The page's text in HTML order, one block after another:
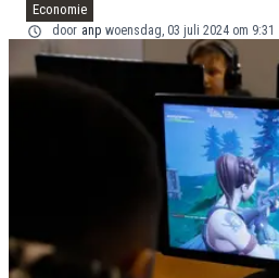
Economie
door anp woensdag, 03 juli 2024 om 9:31